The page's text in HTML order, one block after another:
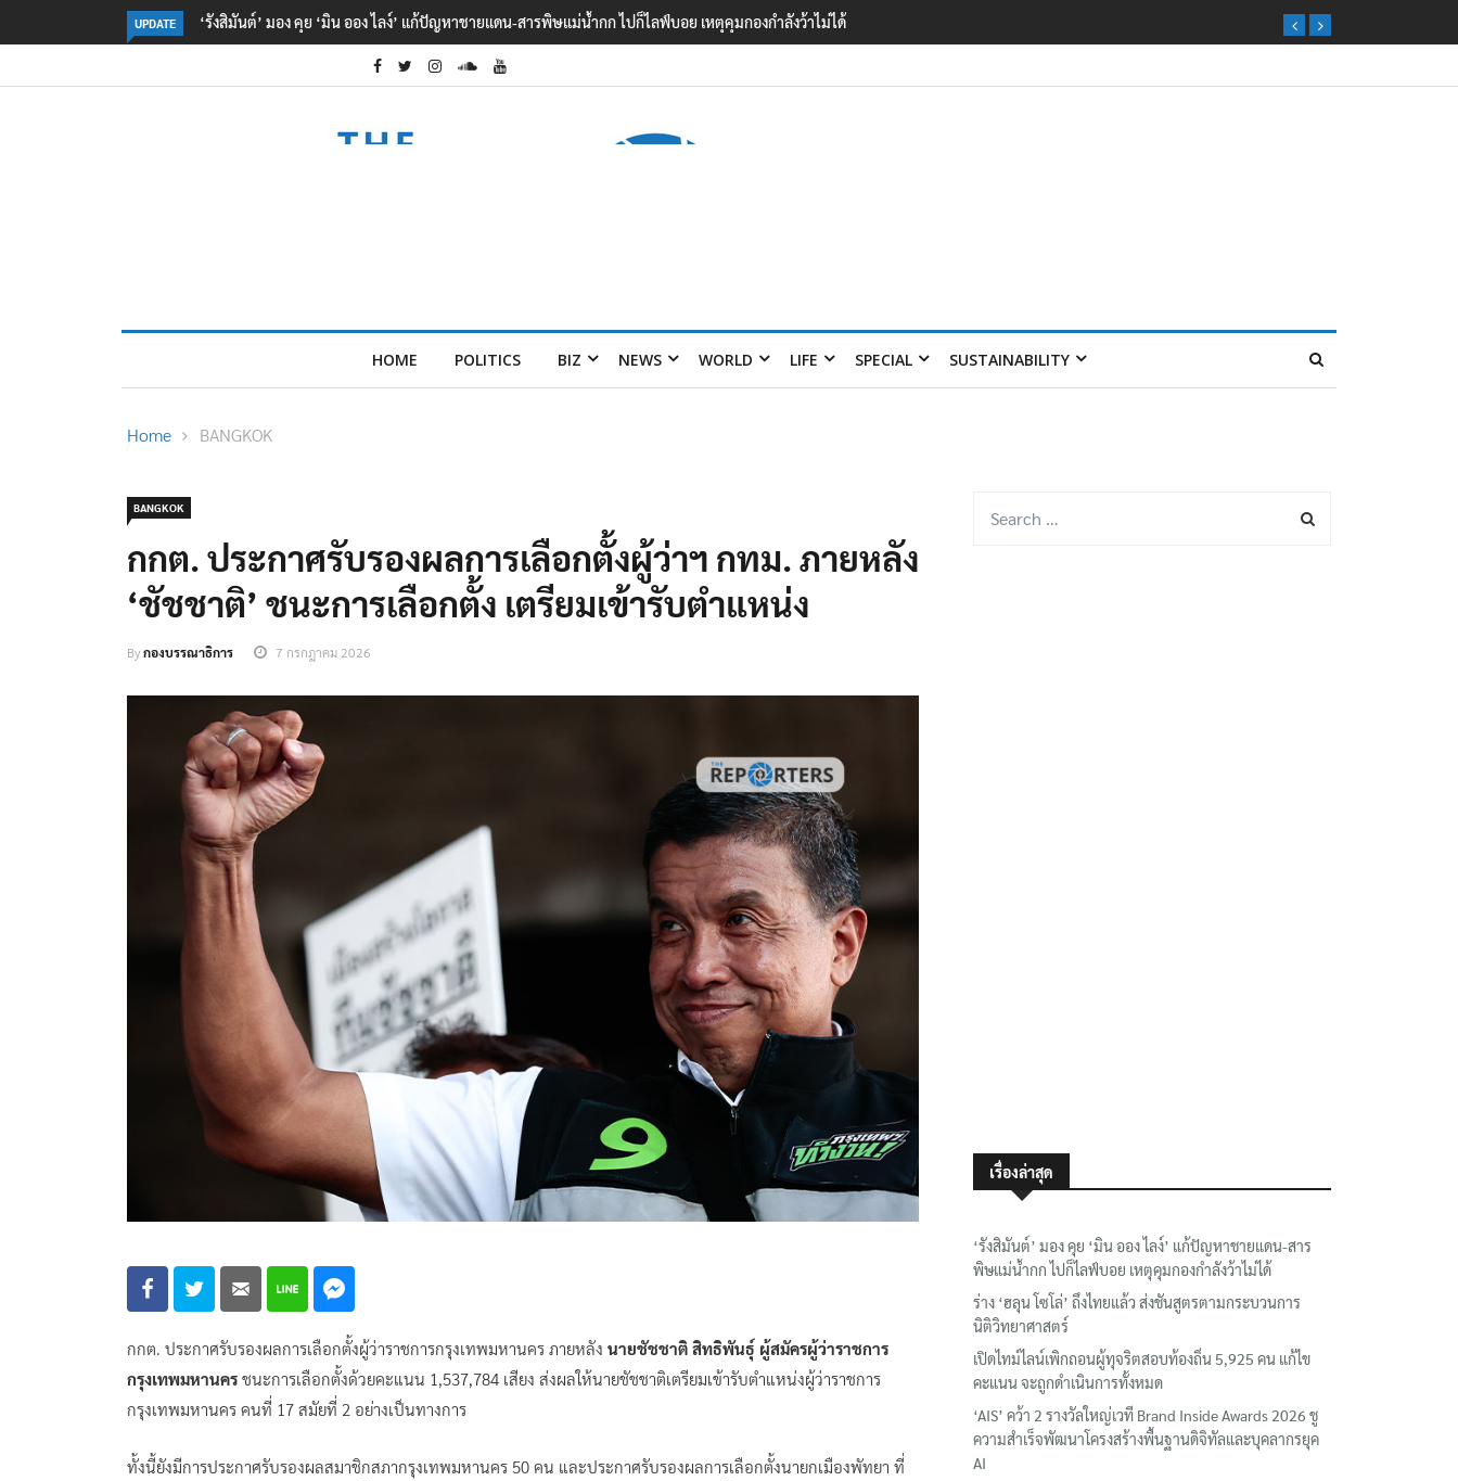
UPDATE ‘รังสิมันต์’ มอง คุย ‘มิน ออง ไลง์’ แก้ปัญหาชายแดน-สารพิษแม่น้ำกก ไปก็ไลฟ์บอย เหตุคุมกองกำลังว้าไม่ได้
HOME POLITICS BIZ NEWS WORLD LIFE SPECIAL SUSTAINABILITY
Home BANGKOK
BANGKOK
กกต. ประกาศรับรองผลการเลือกตั้งผู้ว่าฯ กทม. ภายหลัง
‘ชัชชาติ’ ชนะการเลือกตั้ง เตรียมเข้ารับตำแหน่ง
Byกองบรรณาธิการ 7 กรกฎาคม 2026
กกต. ประกาศรับรองผลการเลือกตั้งผู้ว่าราชการกรุงเทพมหานคร ภายหลัง นายชัชชาติ สิทธิพันธุ์ ผู้สมัครผู้ว่าราชการ
กรุงเทพมหานคร ชนะการเลือกตั้งด้วยคะแนน 1,537,784 เสียง ส่งผลให้นายชัชชาติเตรียมเข้ารับตำแหน่งผู้ว่าราชการ
กรุงเทพมหานคร คนที่ 17 สมัยที่ 2 อย่างเป็นทางการ
ทั้งนี้ยังมีการประกาศรับรองผลสมาชิกสภากรุงเทพมหานคร 50 คน และประกาศรับรองผลการเลือกตั้งนายกเมืองพัทยา ที่
เรื่องล่าสุด
‘รังสิมันต์’ มอง คุย ‘มิน ออง ไลง์’ แก้ปัญหาชายแดน-สาร
พิษแม่น้ำกก ไปก็ไลฟ์บอย เหตุคุมกองกำลังว้าไม่ได้
ร่าง ‘ฮลุน โซโล่’ ถึงไทยแล้ว ส่งชันสูตรตามกระบวนการ
นิติวิทยาศาสตร์
เปิดไทม์ไลน์เพิกถอนผู้ทุจริตสอบท้องถิ่น 5,925 คน แก้ไข
คะแนน จะถูกดำเนินการทั้งหมด
‘AIS’ คว้า 2 รางวัลใหญ่เวที Brand Inside Awards 2026 ชู
ความสำเร็จพัฒนาโครงสร้างพื้นฐานดิจิทัลและบุคลากรยุค
AI